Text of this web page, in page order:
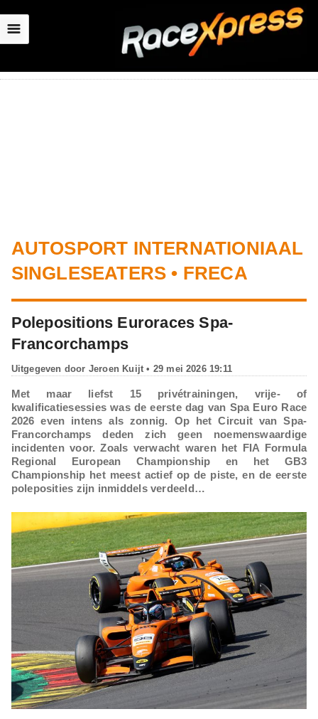
☰
AUTOSPORT INTERNATIONIAAL
SINGLESEATERS • FRECA
Polepositions Euroraces Spa-
Francorchamps
Uitgegeven door Jeroen Kuijt • 29 mei 2026 19:11
Met maar liefst 15 privétrainingen, vrije- of
kwalificatiesessies was de eerste dag van Spa Euro Race
2026 even intens als zonnig. Op het Circuit van Spa-
Francorchamps deden zich geen noemenswaardige
incidenten voor. Zoals verwacht waren het FIA Formula
Regional European Championship en het GB3
Championship het meest actief op de piste, en de eerste
poleposities zijn inmiddels verdeeld…